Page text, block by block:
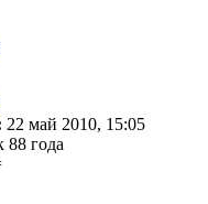
22 май 2010, 15:05
года